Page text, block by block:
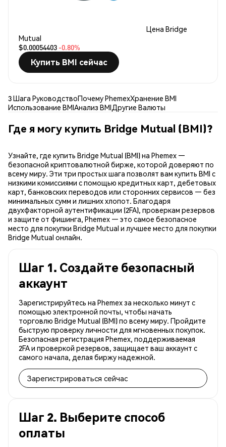
Цена Bridge
Mutual
$0.00054403 -0.80%
Купить BMI сейчас
3 Шага РуководствоПочему PhemexХранение BMI
Использование BMIАнализ BMIДругие Валюты
Где я могу купить Bridge Mutual (BMI)?
Узнайте, где купить Bridge Mutual (BMI) на Phemex —
безопасной криптовалютной бирже, которой доверяют по
всему миру. Эти три простых шага позволят вам купить BMI с
низкими комиссиями с помощью кредитных карт, дебетовых
карт, банковских переводов или сторонних сервисов — без
минимальных сумм и лишних хлопот. Благодаря
двухфакторной аутентификации (2FA), проверкам резервов
и защите от фишинга, Phemex — это самое безопасное
место для покупки Bridge Mutual и лучшее место для покупки
Bridge Mutual онлайн.
Шаг 1. Создайте безопасный
аккаунт
Зарегистрируйтесь на Phemex за несколько минут с
помощью электронной почты, чтобы начать
торговлю Bridge Mutual (BMI) по всему миру. Пройдите
быструю проверку личности для мгновенных покупок.
Безопасная регистрация Phemex, поддерживаемая
2FA и проверкой резервов, защищает ваш аккаунт с
самого начала, делая биржу надежной.
Зарегистрироваться сейчас
Шаг 2. Выберите способ
оплаты